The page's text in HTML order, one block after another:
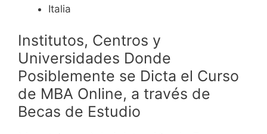
Italia
Institutos, Centros y
Universidades Donde
Posiblemente se Dicta el Curso
de MBA Online, a través de
Becas de Estudio